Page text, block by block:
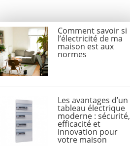
Comment savoir si
l’électricité de ma
maison est aux
normes
Les avantages d’un
tableau électrique
moderne : sécurité,
efficacité et
innovation pour
votre maison